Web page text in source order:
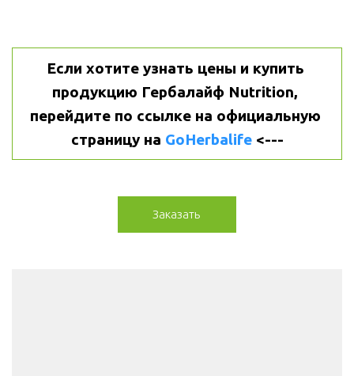
Если хотите узнать цены и купить
продукцию Гербалайф Nutrition,
перейдите по ссылке на официальную
страницу на GoHerbalife <---
Заказать